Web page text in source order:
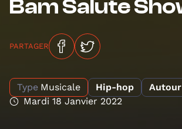
Bam Salute
PARTAGER
Type Musicale Hip-hop
Mardi 18 Janvier 2022